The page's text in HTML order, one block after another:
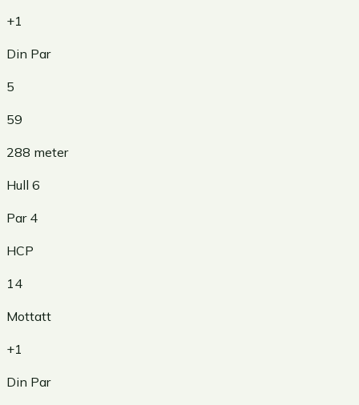
+1
Din Par
5
59
288 meter
Hull 6
Par 4
HCP
14
Mottatt
+1
Din Par